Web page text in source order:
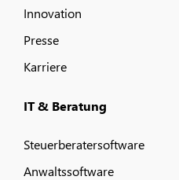
Innovation
Presse
Karriere
IT & Beratung
Steuerberatersoftware
Anwaltssoftware